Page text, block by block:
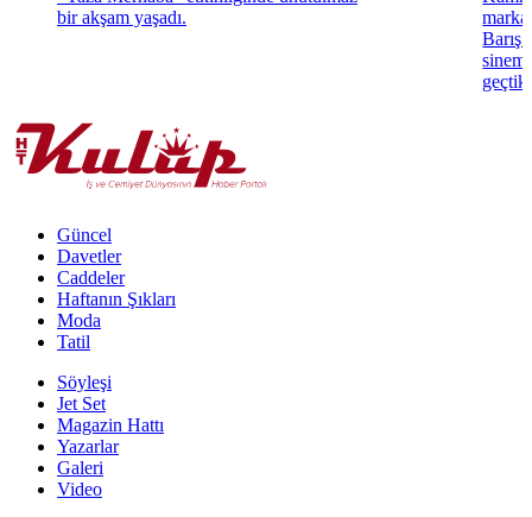
bir akşam yaşadı.
Barış
Güncel
Davetler
Caddeler
Haftanın Şıkları
Moda
Tatil
Söyleşi
Jet Set
Magazin Hattı
Yazarlar
Galeri
Video